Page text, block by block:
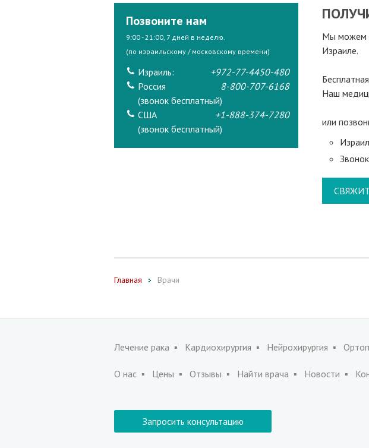
Мы можем
Израиле.
Наш
или
Позвоните нам
9:00 - 21:00, 7 дней в неделю.
(по израильскому / московскому времени)
Израиль:
+972-77-4450-480
Россия
(звонок бесплатный)
8-800-707-6168
США
(звонок бесплатный)
+1-888-374-7280
Главная Врачи
Лечение рака Кардиохирургия Нейрохирургия
О нас Цены Отзывы Найти врача Новости
Запросить консультацию